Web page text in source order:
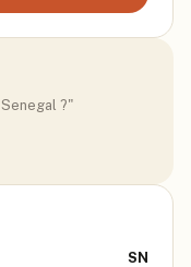
Senegal ?"
SN